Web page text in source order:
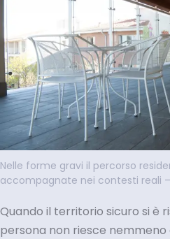
Nelle forme gravi il percorso
accompagnate nei contesti reali
Quando il territorio sicuro si è
persona non riesce nemmeno